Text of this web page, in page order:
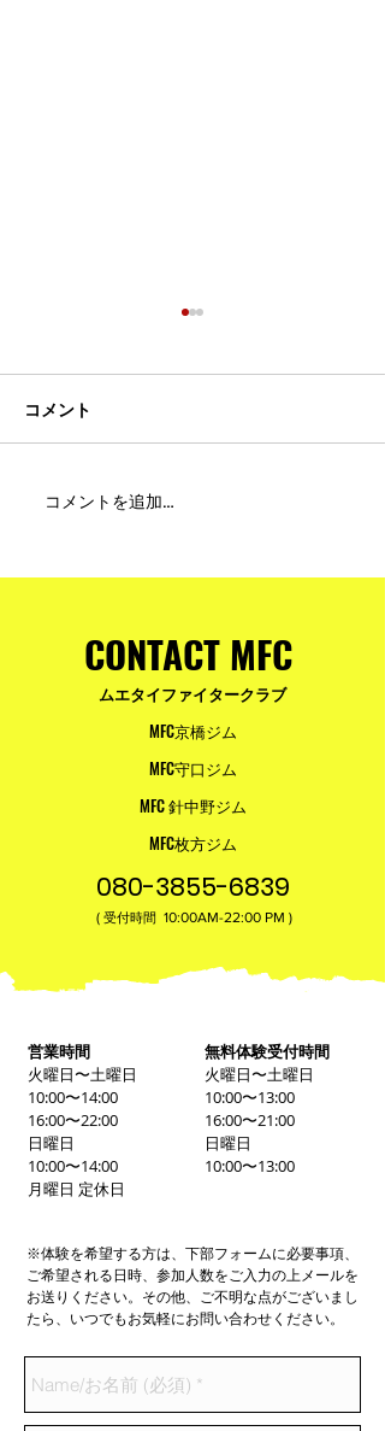
MFC DREAM FIGHT 24にご
皆様へ
コメント
コメントを追加…
CONTACT MFC
ムエタイファイタークラブ
MFC京橋ジム
MFC守口ジム
MFC 針中野ジム
MFC枚方ジム
080-3855-6839
( 受付時間 10:00AM-22:00​ PM )
営業時間
火曜日〜土曜日
10:00〜14:00
16:00〜22:00
日曜日
10:00〜14:00
月曜日 定休日
無料体験受付時間
火曜日〜土曜日
10:00〜13:00
16:00〜21:00
日曜日
10:00〜13:00
※体験を希望する方は、下部フォームに必要事項、
ご希望される日時、参加人数をご入力の上メールを
お送りください。その他、ご不明な点がございまし
たら、いつでもお気軽にお問い合わせください。